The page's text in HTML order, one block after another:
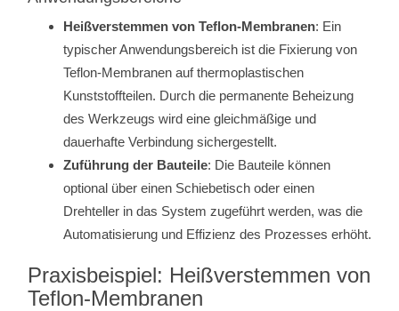
Heißverstemmen von Teflon-Membranen: Ein
typischer Anwendungsbereich ist die Fixierung von
Teflon-Membranen auf thermoplastischen
Kunststoffteilen. Durch die permanente Beheizung
des Werkzeugs wird eine gleichmäßige und
dauerhafte Verbindung sichergestellt.
Zuführung der Bauteile: Die Bauteile können
optional über einen Schiebetisch oder einen
Drehteller in das System zugeführt werden, was die
Automatisierung und Effizienz des Prozesses erhöht.
Praxisbeispiel: Heißverstemmen von
Teflon-Membranen